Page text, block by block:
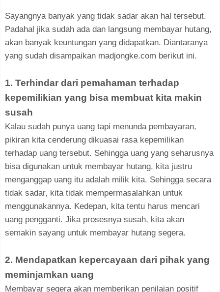
Sayangnya banyak yang tidak sadar akan hal tersebut.
Padahal jika sudah ada dan langsung membayar hutang,
akan banyak keuntungan yang didapatkan. Diantaranya
yang sudah disampaikan madjongke.com berikut ini.
1. Terhindar dari pemahaman terhadap
kepemilikian yang bisa membuat kita makin
susah
Kalau sudah punya uang tapi menunda pembayaran,
pikiran kita cenderung dikuasai rasa kepemilikan
terhadap uang tersebut. Sehingga uang yang seharusnya
bisa digunakan untuk membayar hutang, kita justru
menganggap uang itu adalah milik kita. Sehingga secara
tidak sadar, kita tidak mempermasalahkan untuk
menggunakannya. Kedepan, kita tentu harus mencari
uang pengganti. Jika prosesnya susah, kita akan
semakin sayang untuk membayar hutang segera.
2. Mendapatkan kepercayaan dari pihak yang
meminjamkan uang
Membayar segera akan memberikan penilaian positif